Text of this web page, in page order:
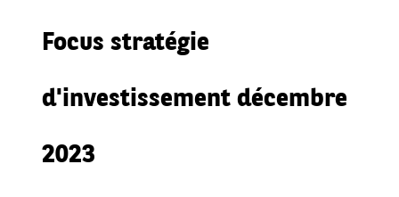
Focus stratégie
d'investissement décembre
2023